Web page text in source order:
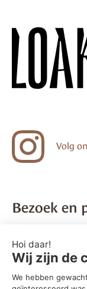
Volg
Bezoek en
Aventurijn 254
3316 LB
Route (Google